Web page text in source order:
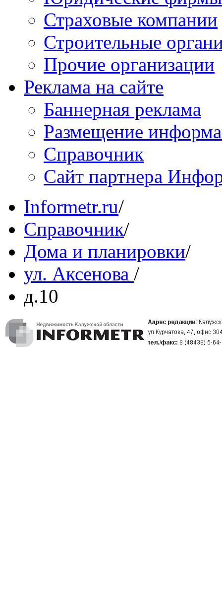
Страховые компании
Строительные
Прочие организации
Реклама на сайте
Баннерная реклама
Размещение
Справочник
Сайт партнера
Informetr.ru/
Справочник/
Дома и планировки/
ул. Аксенова /
д.10